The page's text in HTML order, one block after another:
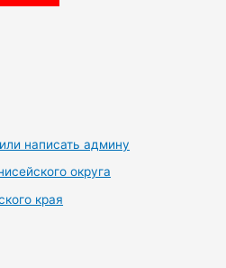
написать админу
округа
края